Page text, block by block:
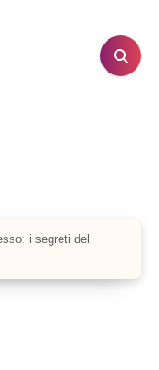
i segreti del